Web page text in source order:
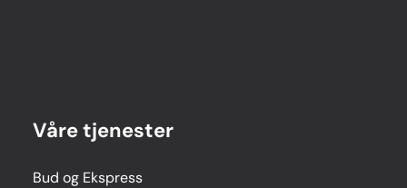
Våre tjenester
Bud og Ekspress